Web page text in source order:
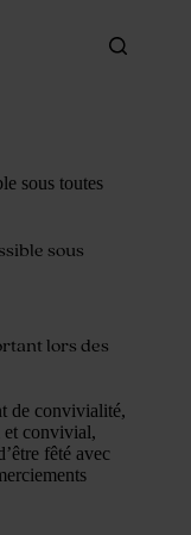
sous toutes
sous
lors des
de convivialité,
et convivial,
fêté avec